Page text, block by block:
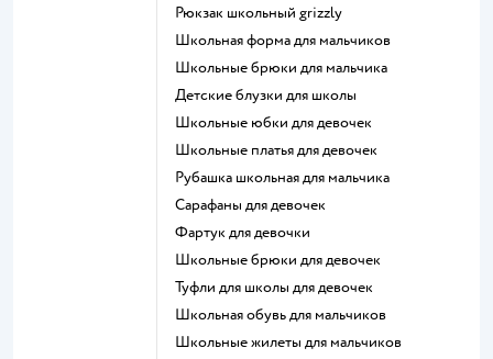
Рюкзак школьный grizzly
Школьная форма для мальчиков
Школьные брюки для мальчика
Детские блузки для школы
Школьные юбки для девочек
Школьные платья для девочек
Рубашка школьная для мальчика
Сарафаны для девочек
Фартук для девочки
Школьные брюки для девочек
Туфли для школы для девочек
Школьная обувь для мальчиков
Школьные жилеты для мальчиков